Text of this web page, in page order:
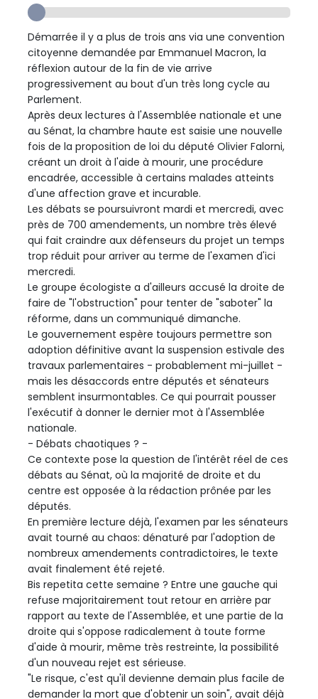
Démarrée il y a plus de trois ans via une convention
citoyenne demandée par Emmanuel Macron, la
réflexion autour de la fin de vie arrive
progressivement au bout d'un très long cycle au
Parlement.
Après deux lectures à l'Assemblée nationale et une
au Sénat, la chambre haute est saisie une nouvelle
fois de la proposition de loi du député Olivier Falorni,
créant un droit à l'aide à mourir, une procédure
encadrée, accessible à certains malades atteints
d'une affection grave et incurable.
Les débats se poursuivront mardi et mercredi, avec
près de 700 amendements, un nombre très élevé
qui fait craindre aux défenseurs du projet un temps
trop réduit pour arriver au terme de l'examen d'ici
mercredi.
Le groupe écologiste a d'ailleurs accusé la droite de
faire de "l'obstruction" pour tenter de "saboter" la
réforme, dans un communiqué dimanche.
Le gouvernement espère toujours permettre son
adoption définitive avant la suspension estivale des
travaux parlementaires - probablement mi-juillet -
mais les désaccords entre députés et sénateurs
semblent insurmontables. Ce qui pourrait pousser
l'exécutif à donner le dernier mot à l'Assemblée
nationale.
- Débats chaotiques ? -
Ce contexte pose la question de l'intérêt réel de ces
débats au Sénat, où la majorité de droite et du
centre est opposée à la rédaction prônée par les
députés.
En première lecture déjà, l'examen par les sénateurs
avait tourné au chaos: dénaturé par l'adoption de
nombreux amendements contradictoires, le texte
avait finalement été rejeté.
Bis repetita cette semaine ? Entre une gauche qui
refuse majoritairement tout retour en arrière par
rapport au texte de l'Assemblée, et une partie de la
droite qui s'oppose radicalement à toute forme
d'aide à mourir, même très restreinte, la possibilité
d'un nouveau rejet est sérieuse.
"Le risque, c'est qu'il devienne demain plus facile de
demander la mort que d'obtenir un soin", avait déjà